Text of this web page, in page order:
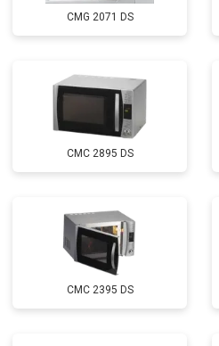
CMG 2071 DS
CMC 2895 DS
CMC 2395 DS